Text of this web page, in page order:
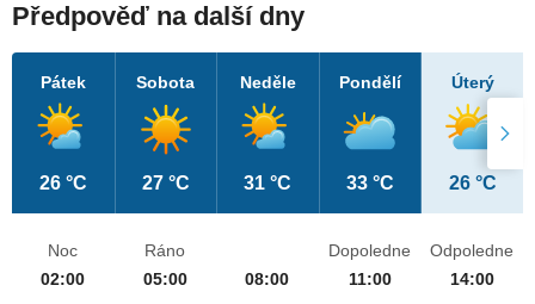
Předpověď na další dny
Pátek
26 °C
Sobota
27 °C
Neděle
31 °C
Pondělí
33 °C
Úterý
26 °C
Noc
02:00
Ráno
05:00
08:00
Dopoledne
11:00
Odpoledne
14:00